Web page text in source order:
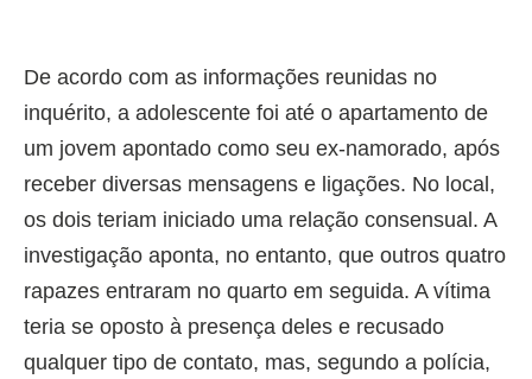
De acordo com as informações reunidas no
inquérito, a adolescente foi até o apartamento de
um jovem apontado como seu ex-namorado, após
receber diversas mensagens e ligações. No local,
os dois teriam iniciado uma relação consensual. A
investigação aponta, no entanto, que outros quatro
rapazes entraram no quarto em seguida. A vítima
teria se oposto à presença deles e recusado
qualquer tipo de contato, mas, segundo a polícia,